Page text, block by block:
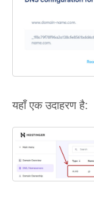
यहाँ एक उदाहरण है: